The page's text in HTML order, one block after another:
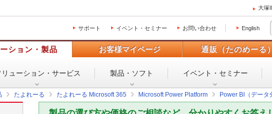
大塚
サポート イベント・セミナー お問い合わせ English
ション・製品 お客様マイページ 通販（たのめーる）
リューション・ サービス 製品・ソフト イベント・ セミナー
たよれーる たよれーる Microsoft 365 Microsoft Power Platform Power BI（データ